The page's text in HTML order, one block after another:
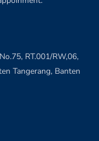
RT.001/RW,06,
Tangerang, Banten